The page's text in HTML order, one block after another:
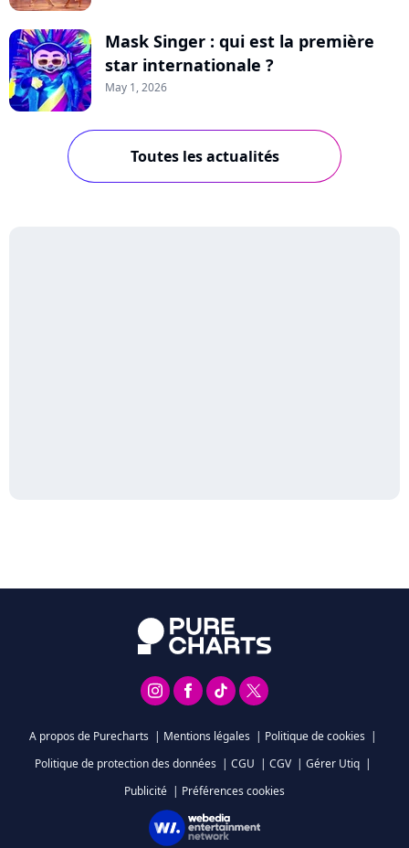
Mask Singer : qui est la première
star internationale ?
May 1, 2026
Toutes les actualités
A propos de Purecharts | Mentions légales | Politique de cookies |
Politique de protection des données | CGU | CGV | Gérer Utiq |
Publicité | Préférences cookies